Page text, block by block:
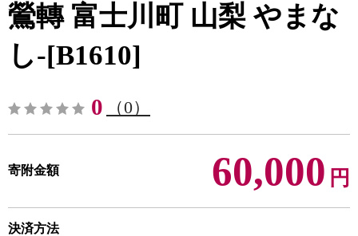
鶯轉 富士川町 山梨 やまな
し-[B1610]
0 （0）
寄附金額 60,000 円
決済方法